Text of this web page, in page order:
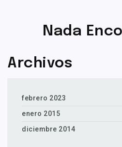
Nada
Archivos
febrero 2023
enero 2015
diciembre 2014